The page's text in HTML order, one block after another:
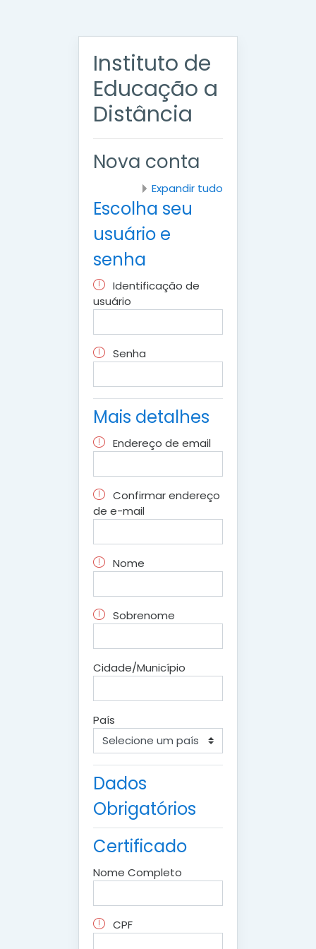
Instituto de
Educação a
Distância
Nova conta
Expandir tudo
Escolha seu
usuário e
senha
Identificação de
usuário
Senha
Mais detalhes
Endereço de email
Confirmar endereço
de e-mail
Nome
Sobrenome
Cidade/Município
País
Dados
Obrigatórios
Certificado
Nome Completo
CPF